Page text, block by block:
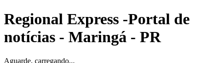
Regional Express -Portal de
notícias - Maringá - PR
Aguarde, carregando...